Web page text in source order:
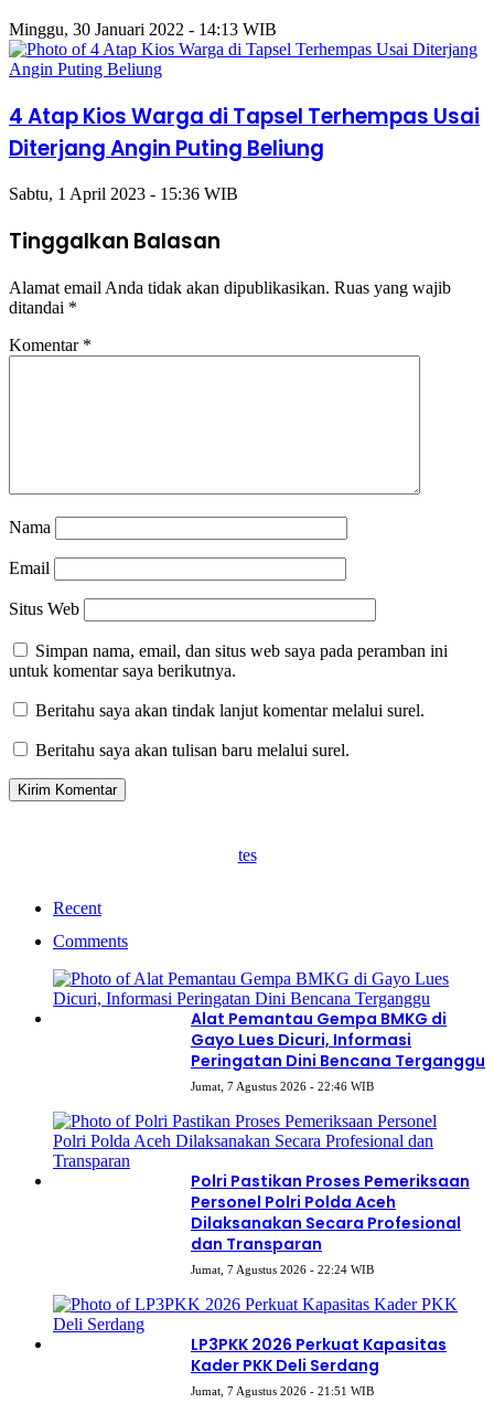
Minggu, 30 Januari 2022 - 14:13 WIB
4 Atap Kios Warga di Tapsel Terhempas Usai
Diterjang Angin Puting Beliung
Sabtu, 1 April 2023 - 15:36 WIB
Tinggalkan Balasan
Alamat email Anda tidak akan dipublikasikan. Ruas yang wajib
ditandai *
Komentar *
Nama
Email
Situs Web
Simpan nama, email, dan situs web saya pada peramban ini
untuk komentar saya berikutnya.
Beritahu saya akan tindak lanjut komentar melalui surel.
Beritahu saya akan tulisan baru melalui surel.
tes
Recent
Comments
Alat Pemantau Gempa BMKG di
Gayo Lues Dicuri, Informasi
Peringatan Dini Bencana Terganggu
Jumat, 7 Agustus 2026 - 22:46 WIB
Polri Pastikan Proses Pemeriksaan
Personel Polri Polda Aceh
Dilaksanakan Secara Profesional
dan Transparan
Jumat, 7 Agustus 2026 - 22:24 WIB
LP3PKK 2026 Perkuat Kapasitas
Kader PKK Deli Serdang
Jumat, 7 Agustus 2026 - 21:51 WIB